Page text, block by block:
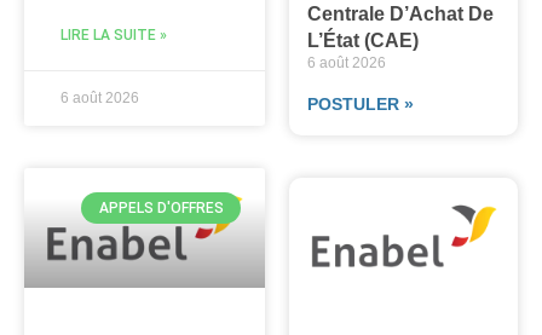
LIRE LA SUITE »
6 août 2026
APPELS D'OFFRES
Centrale D’Achat De
L’État (CAE)
6 août 2026
POSTULER »